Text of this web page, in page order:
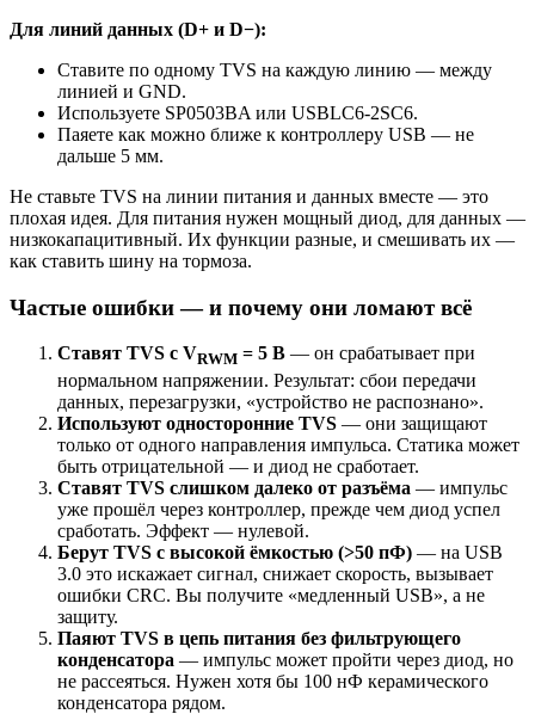
Для линий данных (D+ и D−):
Ставите по одному TVS на каждую линию — между
линией и GND.
Используете SP0503BA или USBLC6-2SC6.
Паяете как можно ближе к контроллеру USB — не
дальше 5 мм.
Не ставьте TVS на линии питания и данных вместе — это
плохая идея. Для питания нужен мощный диод, для данных —
низкокапацитивный. Их функции разные, и смешивать их —
как ставить шину на тормоза.
Частые ошибки — и почему они ломают всё
Ставят TVS с VRWM = 5 В — он срабатывает при
нормальном напряжении. Результат: сбои передачи
данных, перезагрузки, «устройство не распознано».
Используют односторонние TVS — они защищают
только от одного направления импульса. Статика может
быть отрицательной — и диод не сработает.
Ставят TVS слишком далеко от разъёма — импульс
уже прошёл через контроллер, прежде чем диод успел
сработать. Эффект — нулевой.
Берут TVS с высокой ёмкостью (>50 пФ) — на USB
3.0 это искажает сигнал, снижает скорость, вызывает
ошибки CRC. Вы получите «медленный USB», а не
защиту.
Паяют TVS в цепь питания без фильтрующего
конденсатора — импульс может пройти через диод, но
не рассеяться. Нужен хотя бы 100 нФ керамического
конденсатора рядом.